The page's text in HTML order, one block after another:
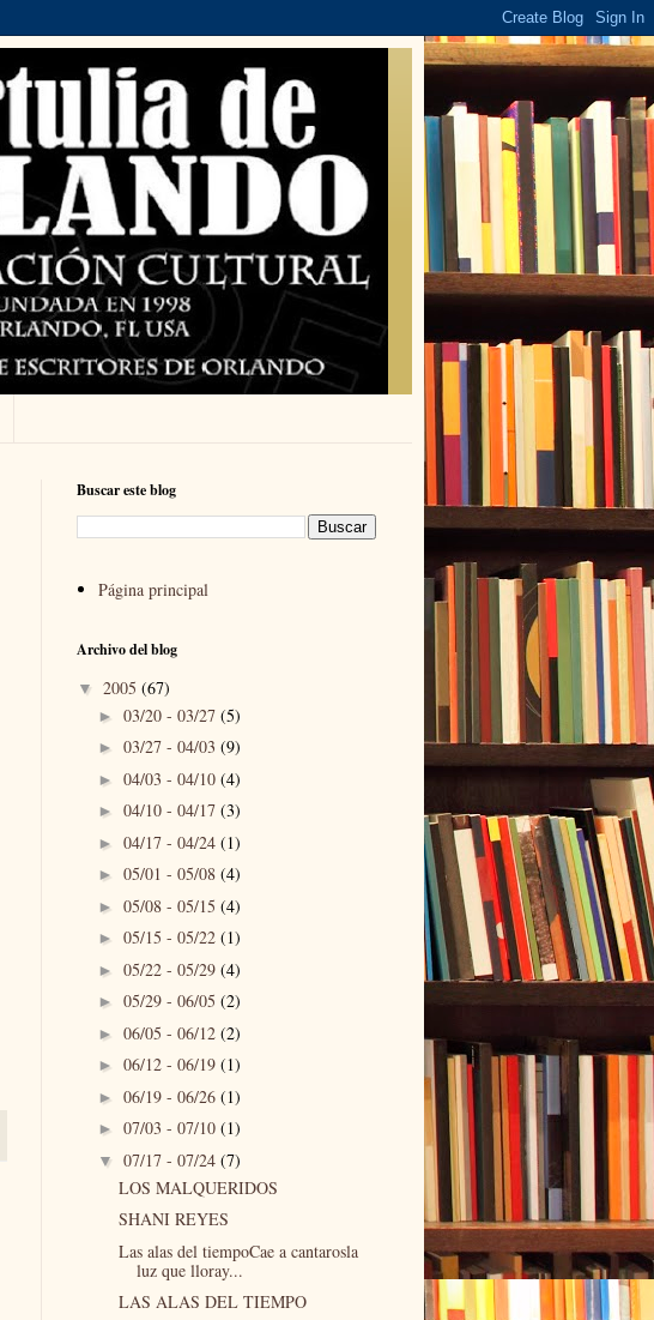
Buscar este blog
Página principal
Archivo del blog
▼ 2005 (67)
► 03/20 - 03/27 (5)
► 03/27 - 04/03 (9)
► 04/03 - 04/10 (4)
► 04/10 - 04/17 (3)
► 04/17 - 04/24 (1)
► 05/01 - 05/08 (4)
► 05/08 - 05/15 (4)
► 05/15 - 05/22 (1)
► 05/22 - 05/29 (4)
► 05/29 - 06/05 (2)
► 06/05 - 06/12 (2)
► 06/12 - 06/19 (1)
► 06/19 - 06/26 (1)
► 07/03 - 07/10 (1)
▼ 07/17 - 07/24 (7)
LOS MALQUERIDOS
SHANI REYES
Las alas del tiempoCae a cantarosla
luz que lloray...
LAS ALAS DEL TIEMPO